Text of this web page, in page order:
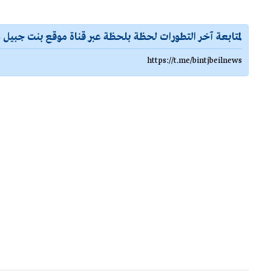
لمتابعة آخر التطورات لحظة بلحظة عبر قناة موقع بنت جبيل
https://t.me/bintjbeilnews